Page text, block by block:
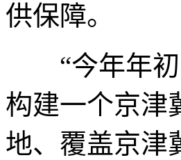
供保障。
“今年年初
构建一个京津
地、覆盖京津